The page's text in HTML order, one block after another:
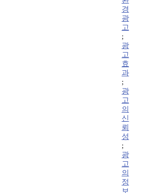
경
광
고
;
광
고
효
과
;
광
고
의
신
뢰
성
;
광
고
의
정
보